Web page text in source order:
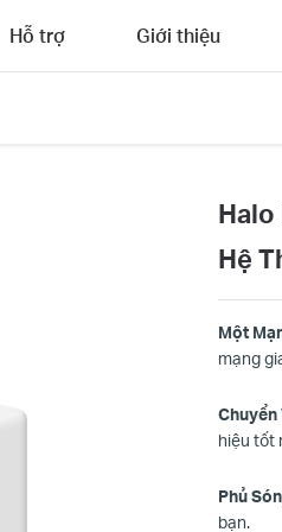
Hỗ trợ Giới thiệu
Halo
Hệ
Một
mạng
Chuyển
hiệu tốt
Phủ
bạn.